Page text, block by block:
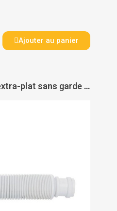
Ajouter au panier
Siphon de lavabo extra-plat sans garde d'eau Senzo - WIRQUIN PRO